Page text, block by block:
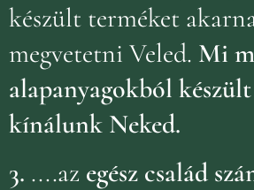
készült terméket
megvetetni Veled. Mi
alapanyagokból
kínálunk Neked.
3. ....az egész család